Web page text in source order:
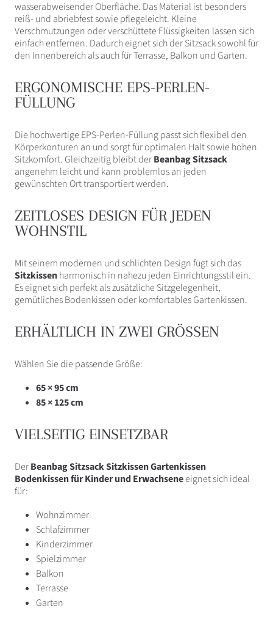
wasserabweisender Oberfläche. Das Material ist besonders
reiß- und abriebfest sowie pflegeleicht. Kleine
Verschmutzungen oder verschüttete Flüssigkeiten lassen sich
einfach entfernen. Dadurch eignet sich der Sitzsack sowohl für
den Innenbereich als auch für Terrasse, Balkon und Garten.
ERGONOMISCHE EPS-PERLEN-
FÜLLUNG
Die hochwertige EPS-Perlen-Füllung passt sich flexibel den
Körperkonturen an und sorgt für optimalen Halt sowie hohen
Sitzkomfort. Gleichzeitig bleibt derBeanbag Sitzsack
angenehm leicht und kann problemlos an jeden
gewünschten Ort transportiert werden.
ZEITLOSES DESIGN FÜR JEDEN
WOHNSTIL
Mit seinem modernen und schlichten Design fügt sich das
Sitzkissenharmonisch in nahezu jeden Einrichtungsstil ein.
Es eignet sich perfekt als zusätzliche Sitzgelegenheit,
gemütliches Bodenkissen oder komfortables Gartenkissen.
ERHÄLTLICH IN ZWEI GRÖSSEN
Wählen Sie die passende Größe:
65 × 95 cm
85 × 125 cm
VIELSEITIG EINSETZBAR
DerBeanbag Sitzsack Sitzkissen Gartenkissen
Bodenkissen für Kinder und Erwachseneeignet sich ideal
für:
Wohnzimmer
Schlafzimmer
Kinderzimmer
Spielzimmer
Balkon
Terrasse
Garten